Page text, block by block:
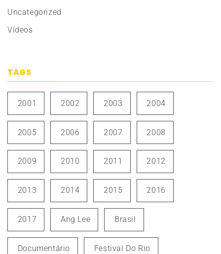
Uncategorized
Vídeos
TAGS
2001 2002 2003 2004
2005 2006 2007 2008
2009 2010 2011 2012
2013 2014 2015 2016
2017 Ang Lee Brasil
Documentário Festival Do Rio